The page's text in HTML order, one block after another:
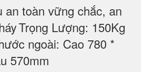
an toàn vững chắc, an
Trọng Lượng: 150Kg
ngoài: Cao 780 *
570mm